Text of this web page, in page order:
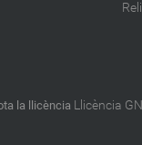
la llicència Llicència